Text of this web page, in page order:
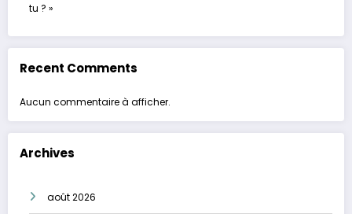
tu ? »
Recent Comments
Aucun commentaire à afficher.
Archives
août 2026